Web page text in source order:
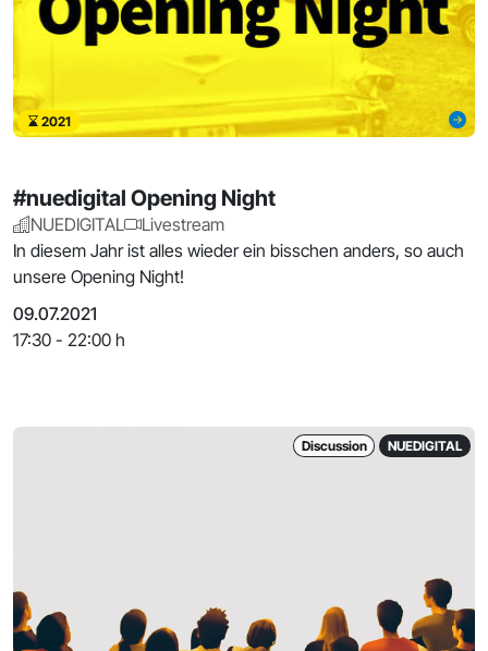
2021
#nuedigital Opening Night
NUEDIGITAL
Livestream
In diesem Jahr ist alles wieder ein bisschen anders, so auch
unsere Opening Night!
09.07.2021
17:30 - 22:00 h
Discussion NUEDIGITAL